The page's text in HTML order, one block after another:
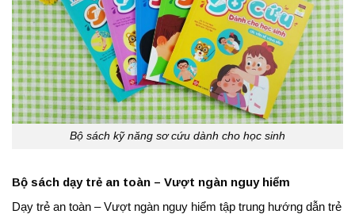
Bộ sách kỹ năng sơ cứu dành cho học sinh
Bộ sách dạy trẻ an toàn – Vượt ngàn nguy hiểm
Dạy trẻ an toàn – Vượt ngàn nguy hiểm tập trung hướng dẫn trẻ